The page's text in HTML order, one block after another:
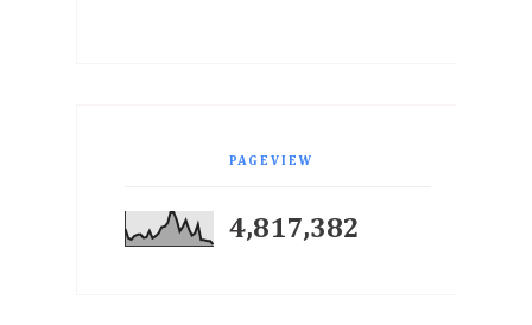
PAGEVIEW
4,817,382